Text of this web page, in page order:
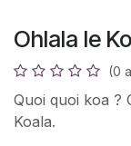
Ohlala le
(0
Quoi quoi koa ?
Koala.